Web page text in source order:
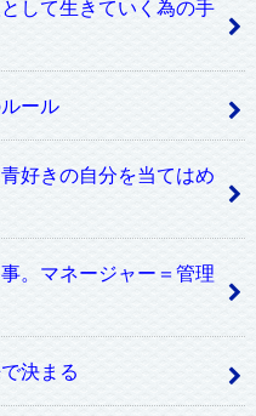
して生きていく為の手
ール
好きの自分を当てはめ
。マネージャー＝管理
決まる